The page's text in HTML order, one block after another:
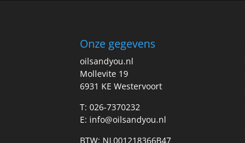
Onze gegevens
oilsandyou.nl
Mollevite 19
6931 KE Westervoort
T: 026-7370232
E: info@oilsandyou.nl
BTW: NL001218366B47